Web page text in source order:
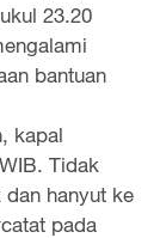
23.20
bantuan
kapal
Tidak
hanyut ke
pada